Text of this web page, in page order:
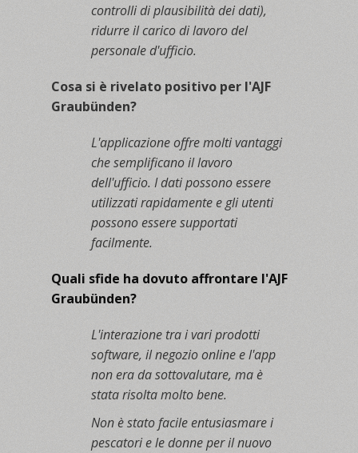
controlli di plausibilità dei dati),
ridurre il carico di lavoro del
personale d'ufficio.
Cosa si è rivelato positivo per l'AJF
Graubünden?
L'applicazione offre molti vantaggi
che semplificano il lavoro
dell'ufficio. I dati possono essere
utilizzati rapidamente e gli utenti
possono essere supportati
facilmente.
Quali sfide ha dovuto affrontare l'AJF
Graubünden?
L'interazione tra i vari prodotti
software, il negozio online e l'app
non era da sottovalutare, ma è
stata risolta molto bene.
Non è stato facile entusiasmare i
pescatori e le donne per il nuovo